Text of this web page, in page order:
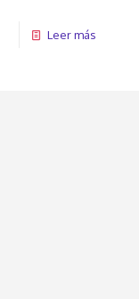
Leer más